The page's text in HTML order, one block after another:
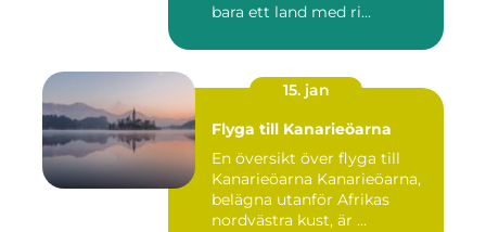
bara ett land med ri...
15. jan
Flyga till Kanarieöarna
En översikt över flyga till
Kanarieöarna Kanarieöarna,
belägna utanför Afrikas
nordvästra kust, är ...